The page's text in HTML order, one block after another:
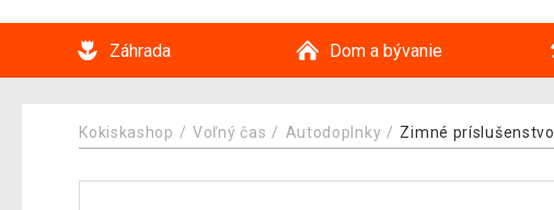
Záhrada Dom a bývanie
Kokiskashop Voľný čas Autodoplnky Zimné príslušenstvo